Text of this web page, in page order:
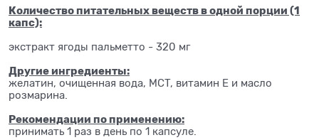
Количество питательных веществ в одной порции (1
капс):
экстракт ягоды пальметто - 320 мг
Другие ингредиенты:
желатин, очищенная вода, MCT, витамин Е и масло
розмарина.
Рекомендации по применению:
принимать 1 раз в день по 1 капсуле.